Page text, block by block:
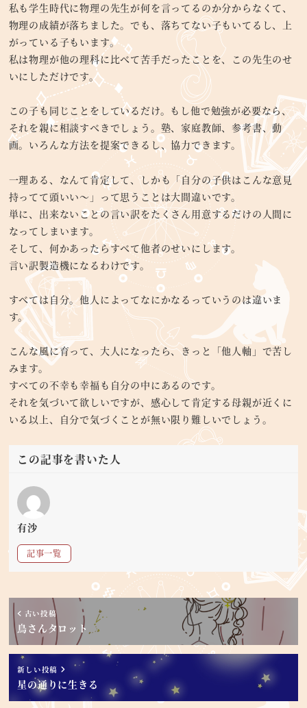
私も学生時代に物理の先生が何を言ってるのか分からなくて、
物理の成績が落ちました。でも、落ちてない子もいてるし、上
がっている子もいます。
私は物理が他の理科に比べて苦手だったことを、この先生のせ
いにしただけです。
この子も同じことをしているだけ。もし他で勉強が必要なら、
それを親に相談すべきでしょう。塾、家庭教師、参考書、動
画。いろんな方法を提案できるし、協力できます。
一理ある、なんて肯定して、しかも「自分の子供はこんな意見
持ってて頭いい～」って思うことは大間違いです。
単に、出来ないことの言い訳をたくさん用意するだけの人間に
なってしまいます。
そして、何かあったらすべて他者のせいにします。
言い訳製造機になるわけです。
すべては自分。他人によってなにかなるっていうのは違いま
す。
こんな風に育って、大人になったら、きっと「他人軸」で苦し
みます。
すべての不幸も幸福も自分の中にあるのです。
それを気づいて欲しいですが、感心して肯定する母親が近くに
いる以上、自分で気づくことが無い限り難しいでしょう。
この記事を書いた人
有沙
記事一覧
古い投稿
鳥さんタロット
新しい投稿
星の通りに生きる